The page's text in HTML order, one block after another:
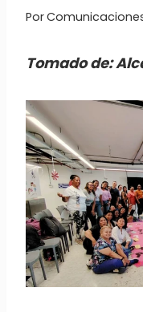
Por
Tomado de: